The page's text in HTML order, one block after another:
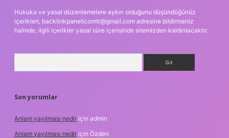
Hukuka ve yasal düzenlemelere aykırı olduğunu düşündüğünüz
içerikleri, backlinkpanelicomtr@gmail.com adresine bildirmeniz
halinde, ilgili içerikler yasal süre içerisinde sitemizden kaldırılacaktır.
Son yorumlar
Anlam yayılması nedir için admin
Anlam yayılması nedir için Özden